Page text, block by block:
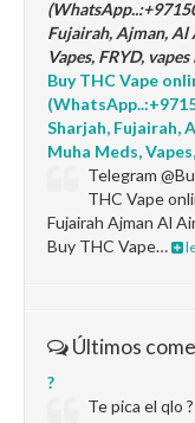
Fujairah, Ajman, Al
Vapes, FRYD, vapes
Buy THC Vape
Sharjah, Fujairah,
Muha Meds,
Telegram
THC Vape
Fujairah Ajman Al
Buy THC Vape…
Últimos
?
Te pica el qlo ?